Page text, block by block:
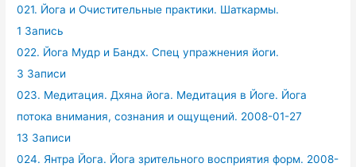
021. Йога и Очистительные практики. Шаткармы.
1 Запись
022. Йога Мудр и Бандх. Спец упражнения йоги.
3 Записи
023. Медитация. Дхяна йога. Медитация в Йоге. Йога
потока внимания, сознания и ощущений. 2008-01-27
13 Записи
024. Янтра Йога. Йога зрительного восприятия форм. 2008-